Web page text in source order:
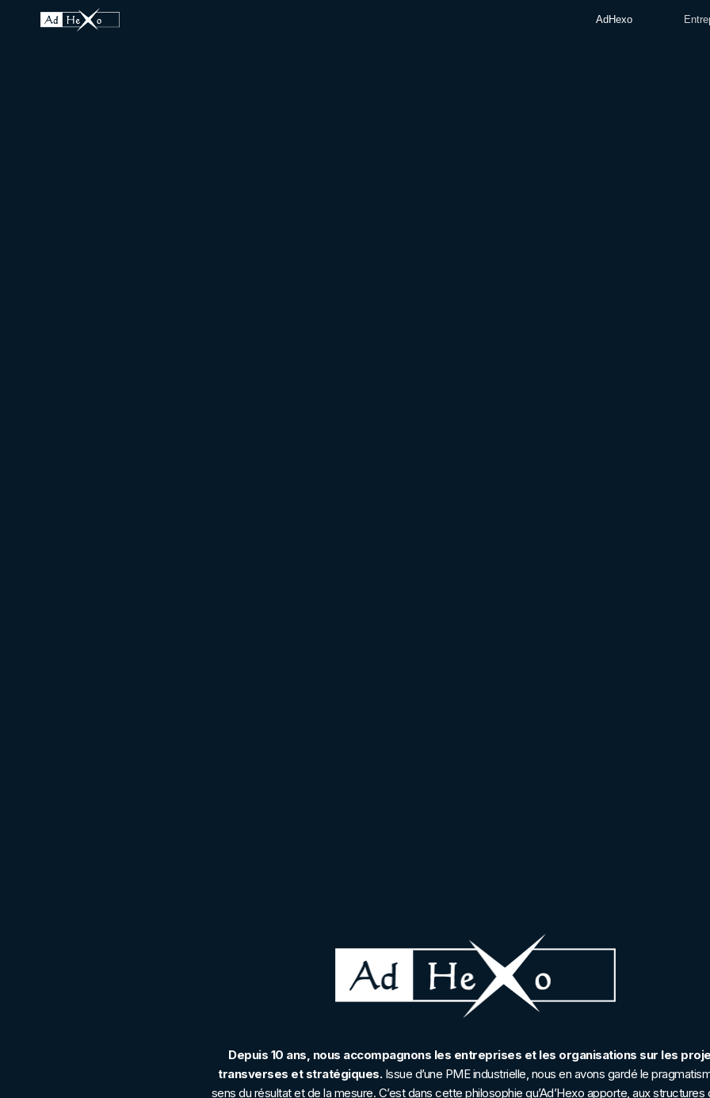
AdHexo
Depuis 10 ans, nous accompagnons les entreprises et les organisations sur les
transverses et stratégiques.Issue d’une PME industrielle, nous en avons gardé le
sens du résultat et de la mesure. C’est dans cette philosophie qu’Ad’Hexo apporte, aux structures